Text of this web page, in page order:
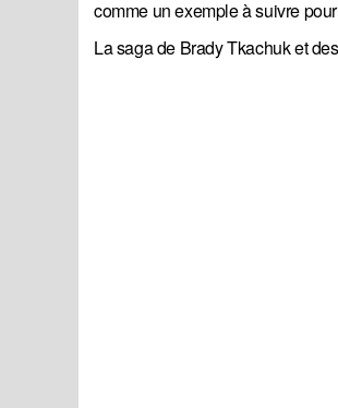
comme un exemple à suivre
La saga de Brady Tkachuk et